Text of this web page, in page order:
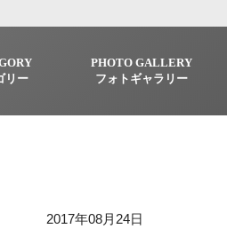
リー
PHOTO GALLERY
フォトギャラリー
2017年08月24日